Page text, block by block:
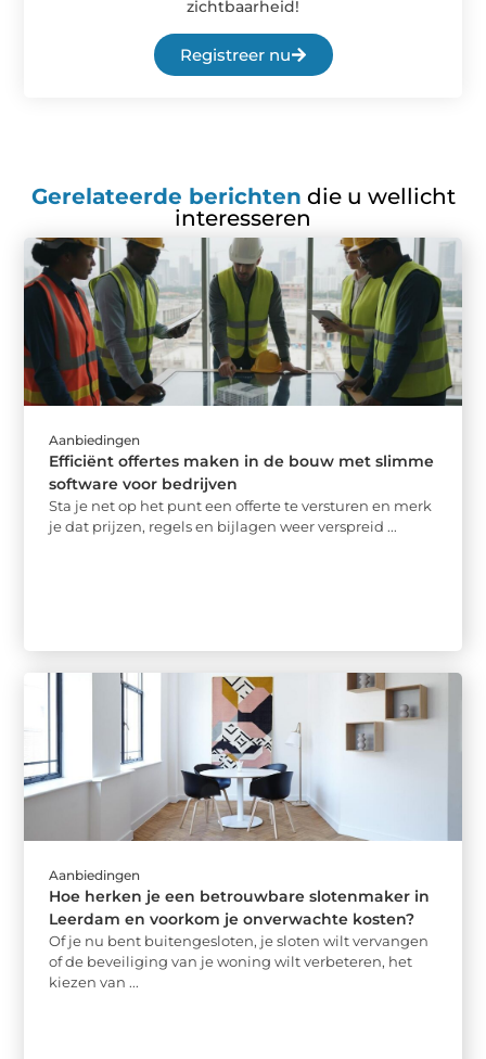
zichtbaarheid!
Registreer nu
Gerelateerde berichten die u wellicht
interesseren
Aanbiedingen
Efficiënt offertes maken in de bouw met slimme
software voor bedrijven
Sta je net op het punt een offerte te versturen en merk
je dat prijzen, regels en bijlagen weer verspreid ...
Aanbiedingen
Hoe herken je een betrouwbare slotenmaker in
Leerdam en voorkom je onverwachte kosten?
Of je nu bent buitengesloten, je sloten wilt vervangen
of de beveiliging van je woning wilt verbeteren, het
kiezen van ...